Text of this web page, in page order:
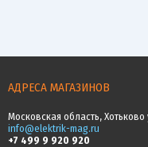
АДРЕСА МАГАЗИНОВ
Московская область,
info@elektrik-mag.ru
+7 499 9 920 920